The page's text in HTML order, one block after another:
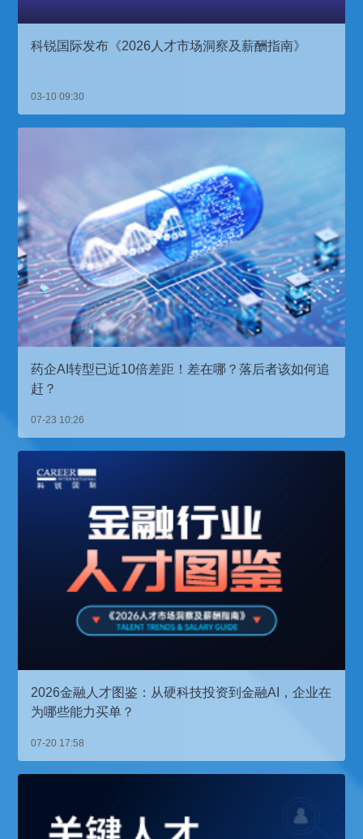
科锐国际发布《2026人才市场洞察及薪酬指南》
03-10 09:30
药企AI转型已近10倍差距！差在哪？落后者该如何追
赶？
07-23 10:26
2026金融人才图鉴：从硬科技投资到金融AI，企业在
为哪些能力买单？
07-20 17:58